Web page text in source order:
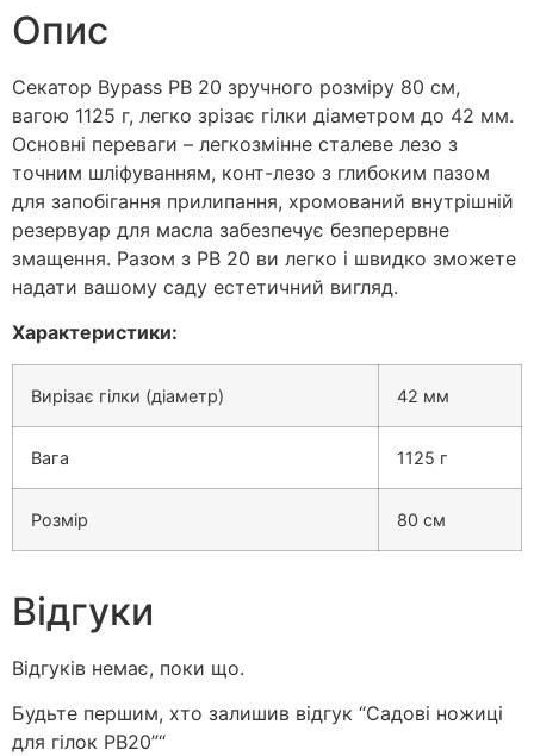
Опис
Секатор Bypass PB 20 зручного розміру 80 см,
вагою 1125 г, легко зрізає гілки діаметром до 42 мм.
Основні переваги – легкозмінне сталеве лезо з
точним шліфуванням, конт-лезо з глибоким пазом
для запобігання прилипання, хромований внутрішній
резервуар для масла забезпечує безперервне
змащення. Разом з РВ 20 ви легко і швидко зможете
надати вашому саду естетичний вигляд.
Характеристики:
Вирізає гілки (діаметр) 42 мм
Вага 1125 г
Розмір 80 см
Відгуки
Відгуків немає, поки що.
Будьте першим, хто залишив відгук “Садові ножиці
для гілок РВ20”“